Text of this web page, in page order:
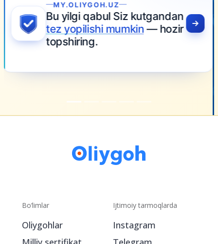
Bo‘limlar
Oliygohlar
Ijtimoiy tarmoqlarda
Instagram